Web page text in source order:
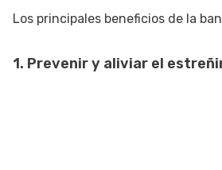
Los principales beneficios de la
1. Prevenir y aliviar el